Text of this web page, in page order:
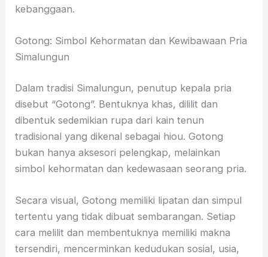
kebanggaan.
Gotong: Simbol Kehormatan dan Kewibawaan Pria
Simalungun
Dalam tradisi Simalungun, penutup kepala pria
disebut “Gotong”. Bentuknya khas, dililit dan
dibentuk sedemikian rupa dari kain tenun
tradisional yang dikenal sebagai hiou. Gotong
bukan hanya aksesori pelengkap, melainkan
simbol kehormatan dan kedewasaan seorang pria.
Secara visual, Gotong memiliki lipatan dan simpul
tertentu yang tidak dibuat sembarangan. Setiap
cara melilit dan membentuknya memiliki makna
tersendiri, mencerminkan kedudukan sosial, usia,